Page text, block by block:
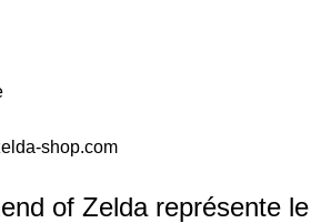
shop.com
of Zelda représente